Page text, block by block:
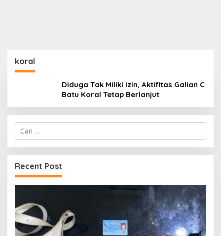
koral
Diduga Tak Miliki Izin, Aktifitas Galian C
Batu Koral Tetap Berlanjut
Cari
untuk:
Recent Post